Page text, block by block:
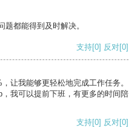
都能得到及时解决。
支持[0] 反对[0]
让我能够更轻松地完成工作任务。
我可以提前下班，有更多的时间陪
支持[0] 反对[0]